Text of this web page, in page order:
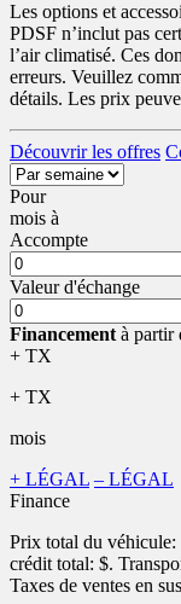
Les options et
PDSF n’inclut pas
l’air climatisé. Ces
erreurs. Veuillez
détails. Les prix
Découvrir les offres
Pour
mois à
Accompte
Valeur d'échange
Financementà partir
+ TX
+ TX
mois
+ LÉGAL – LÉGAL
Finance
Prix total du véhicule:
crédit total: $.
Taxes de ventes en